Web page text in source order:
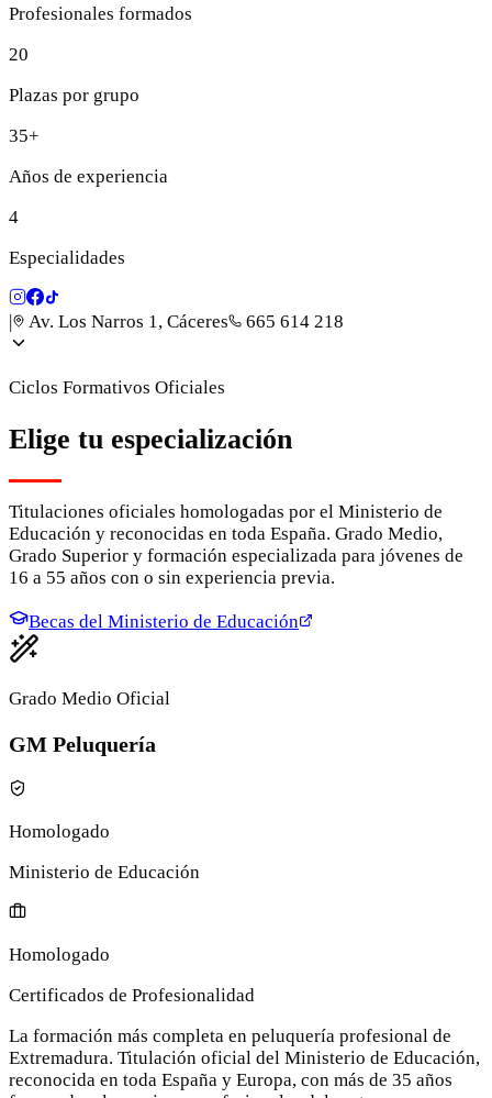
Profesionales formados
20
Plazas por grupo
35+
Años de experiencia
4
Especialidades
Av. Los Narros 1, Cáceres 665 614 218
Ciclos Formativos Oficiales
Elige tu especialización
Titulaciones oficiales homologadas por el Ministerio de
Educación y reconocidas en toda España. Grado Medio,
Grado Superior y formación especializada para jóvenes de
16 a 55 años con o sin experiencia previa.
Becas del Ministerio de Educación
Grado Medio Oficial
GM Peluquería
Homologado
Ministerio de Educación
Homologado
Certificados de Profesionalidad
La formación más completa en peluquería profesional de
Extremadura. Titulación oficial del Ministerio de Educación,
reconocida en toda España y Europa, con más de 35 años